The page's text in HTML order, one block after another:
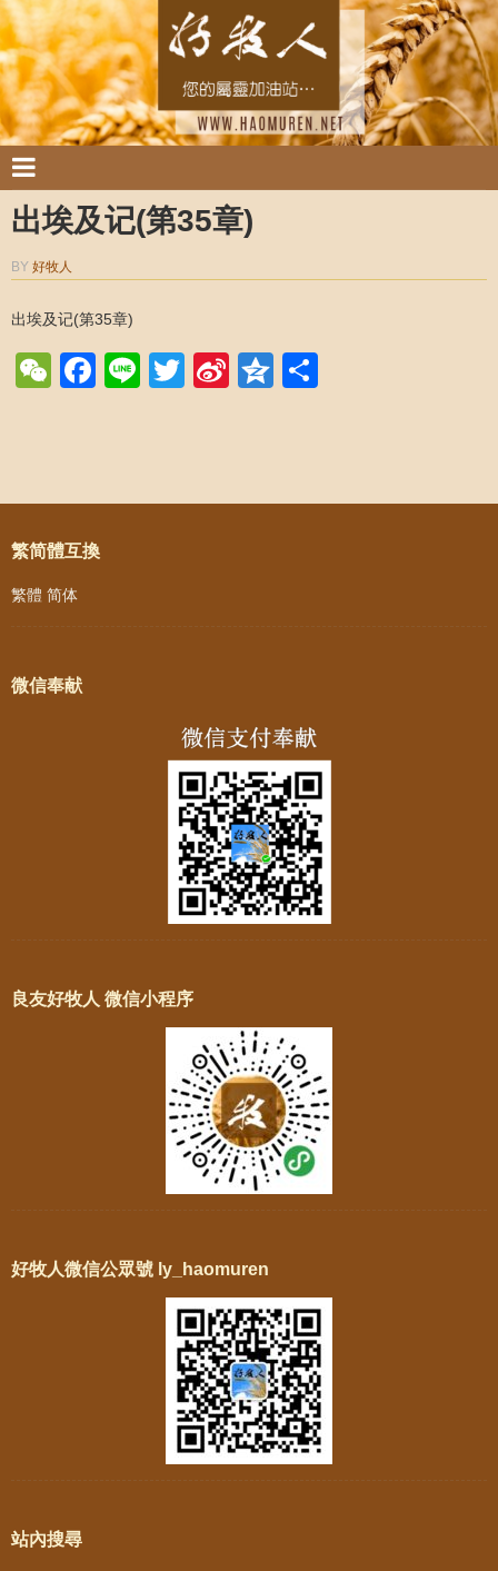
出埃及记(第35章)
BY 好牧人
出埃及记(第35章)
WeChat
Facebook
LineTwitter
SinaQzone
Post navigation
繁简體互換
繁體 简体
微信奉献
良友好牧人 微信小程序
好牧人微信公眾號 ly_haomuren
站內搜尋